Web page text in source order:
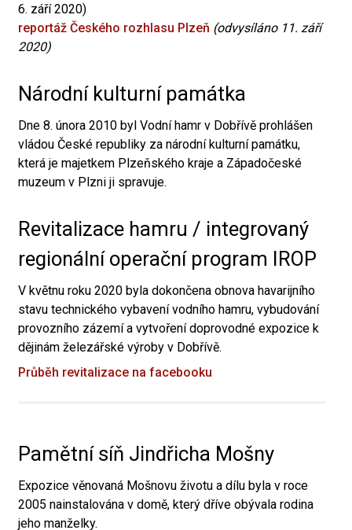
6. září 2020)
reportáž Českého rozhlasu Plzeň (odvysíláno 11. září
2020)
Národní kulturní památka
Dne 8. února 2010 byl Vodní hamr v Dobřívě prohlášen
vládou České republiky za národní kulturní památku,
která je majetkem Plzeňského kraje a Západočeské
muzeum v Plzni ji spravuje.
Revitalizace hamru / integrovaný
regionální operační program IROP
V květnu roku 2020 byla dokončena obnova havarijního
stavu technického vybavení vodního hamru, vybudování
provozního zázemí a vytvoření doprovodné expozice k
dějinám železářské výroby v Dobřívě.
Průběh revitalizace na facebooku
Pamětní síň Jindřicha Mošny
Expozice věnovaná Mošnovu životu a dílu byla v roce
2005 nainstalována v domě, který dříve obývala rodina
jeho manželky.